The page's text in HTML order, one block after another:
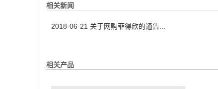
相关新闻
2018-06-21 关于网购菲得欣的通告...
相关产品